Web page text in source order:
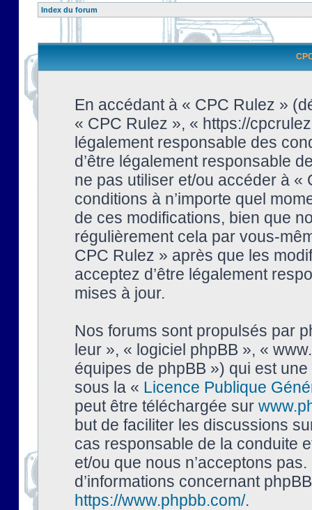
Index du forum
En accédant à « CPC Rulez »
« CPC Rulez », « https://
légalement responsable des
d’être légalement responsable
ne pas utiliser et/ou accéder à
conditions à n’importe quel
de ces modifications, bien que
régulièrement cela par vous-
CPC Rulez » après que les
acceptez d’être légalement
mises à jour.
Nos forums sont propulsés par
leur », « logiciel phpBB », «
équipes de phpBB ») qui est
sous la « Licence Publique
peut être téléchargée sur
but de faciliter les discussions
cas responsable de la conduite
et/ou que nous n’acceptons
d’informations concernant
https://www.phpbb.com/.